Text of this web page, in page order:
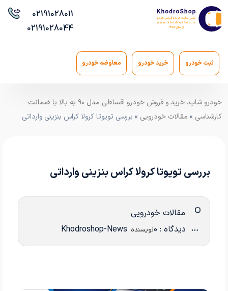
02191028011
02191028044
ثبت خودرو خرید خودرو معاوضه خودرو
خودرو شاپ، خرید و فروش خودرو اقساطی مدل ۹۰ به بالا با ضمانت
کارشناسی » مقالات خودرویی » بررسی تویوتا کرولا کراس بنزینی وارداتی
بررسی تویوتا کرولا کراس بنزینی وارداتی
مقالات خودرویی
دیدگاه : 0 نویسنده: Khodroshop-News